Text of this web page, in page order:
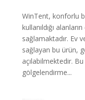
WinTent, konforlu
kullanıldığı
sağlamaktadır. Ev
sağlayan bu ürün,
açılabilmektedir.
gölgelendirme...